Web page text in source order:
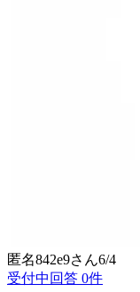
匿名842e9さん6/4
受付中 回答 0件